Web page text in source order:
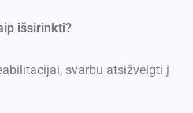
išsirinkti?
svarbu atsižvelgti į